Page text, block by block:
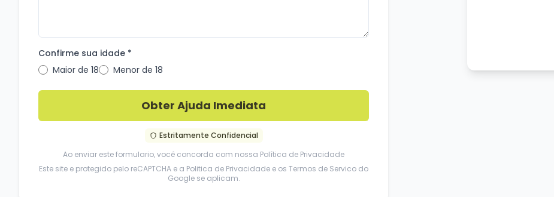
Confirme sua idade *
Maior de 18
Menor de 18
Obter Ajuda Imediata
Estritamente Confidencial
Ao enviar este formulario, você concorda com nossa Política de Privacidade
Este site e protegido pelo reCAPTCHA e a Politica de Privacidade e os Termos de Servico do
Google se aplicam.